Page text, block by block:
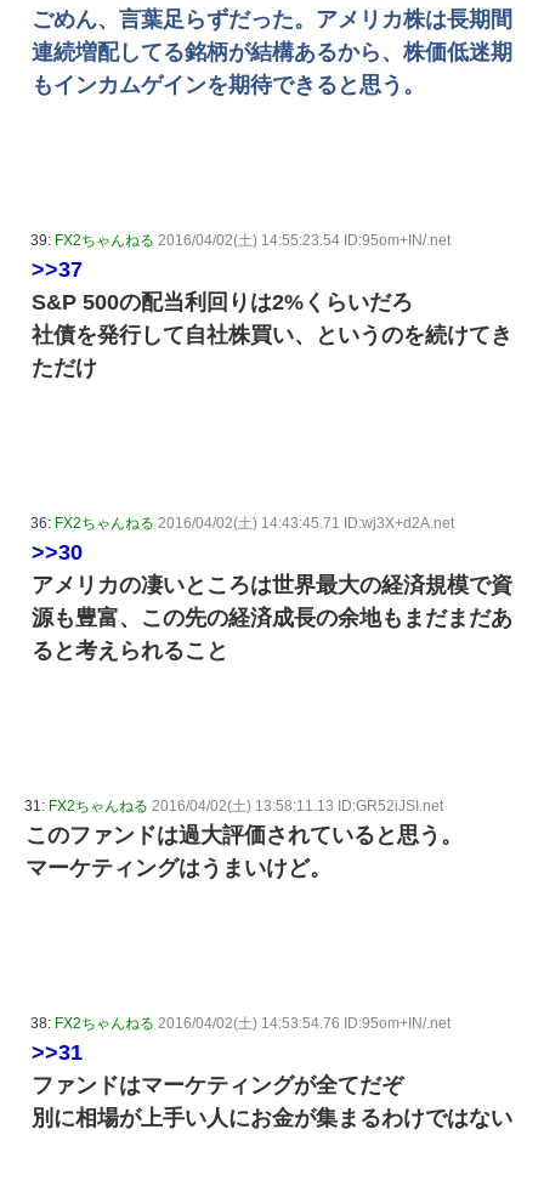
ごめん、言葉足らずだった。アメリカ株は長期間
連続増配してる銘柄が結構あるから、株価低迷期
もインカムゲインを期待できると思う。
39: FX2ちゃんねる 2016/04/02(土) 14:55:23.54 ID:95om+IN/.net
>>37
S&P 500の配当利回りは2%くらいだろ
社債を発行して自社株買い、というのを続けてき
ただけ
36: FX2ちゃんねる 2016/04/02(土) 14:43:45.71 ID:wj3X+d2A.net
>>30
アメリカの凄いところは世界最大の経済規模で資
源も豊富、この先の経済成長の余地もまだまだあ
ると考えられること
31: FX2ちゃんねる 2016/04/02(土) 13:58:11.13 ID:GR52iJSI.net
このファンドは過大評価されていると思う。
マーケティングはうまいけど。
38: FX2ちゃんねる 2016/04/02(土) 14:53:54.76 ID:95om+IN/.net
>>31
ファンドはマーケティングが全てだぞ
別に相場が上手い人にお金が集まるわけではない